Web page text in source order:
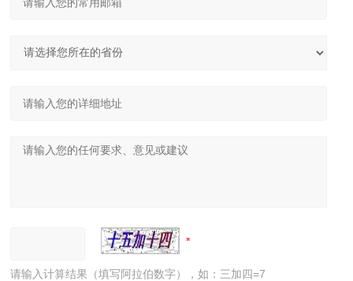
请输入计算结果（填写阿拉伯数字），如：三加四=7